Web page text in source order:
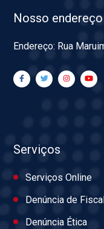
Nosso endereço
Endereço: Rua
Serviços
Serviços Online
Denúncia de
Denúncia Ética